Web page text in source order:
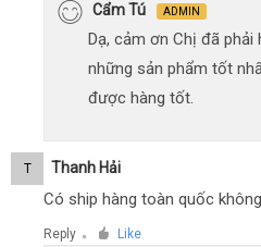
Cẩm Tú ADMIN
Dạ, cảm ơn Chị đã
những sản phẩm tốt
được hàng tốt.
T Thanh Hải
Có ship hàng toàn quốc
Reply ● Like